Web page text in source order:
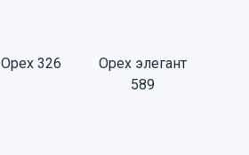
Орех 326
Орех элегант
589